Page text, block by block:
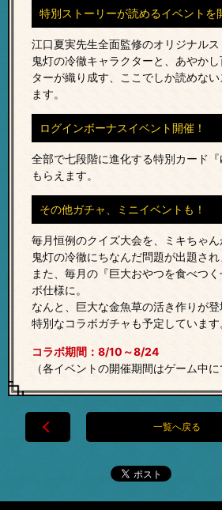
特別ストーリーが読めるイベントを
江口夏実先生全面監修のオリジナルス
鬼灯の冷徹キャラクターと、あやか
ターが織り成す、
ここでしか読めな
ます。
ログインボーナスイベント開催！
全部で七段階に進化する特別カード
もらえます。
その他ガチャ、ミニイベントも！
毎月恒例のクイズ大会を、ミキちゃん
鬼灯の冷徹にちなんだ問題が出題され
また、毎月の『巨大おやつを食べつ
ボ仕様に。
なんと、巨大な金魚草の活き作りが登
特別なコラボガチャも予定しています
コラボ期間：8/10～8/24
（各イベントの開催期間はゲーム中に
一覧へ戻る